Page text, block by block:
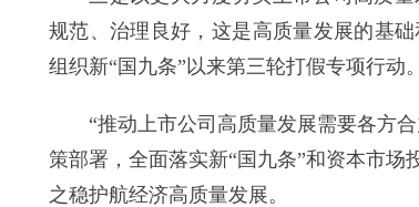
规范、治理良好，这是高质量发展的基
组织新“国九条”以来第三轮打假专项行动。
“推动上市公司高质量发展需要各方合
策部署，全面落实新“国九条”和资本市
之稳护航经济高质量发展。